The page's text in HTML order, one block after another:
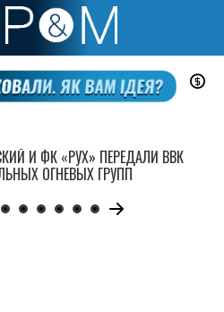
И ФК «РУХ» ПЕРЕДАЛИ ВВК
ОГНЕВЫХ ГРУПП